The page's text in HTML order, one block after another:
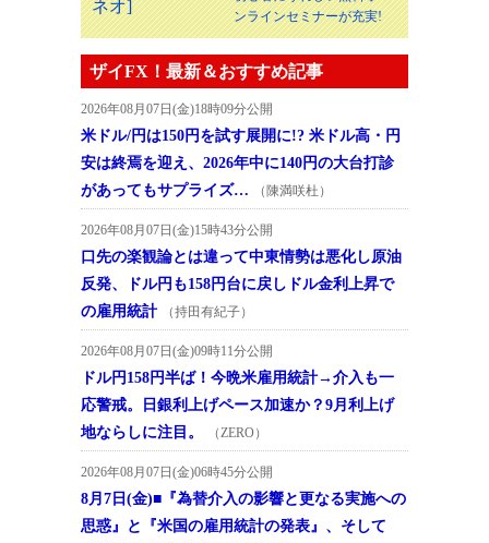
ンラインセミナーが充実!
ザイFX！最新＆おすすめ記事
2026年08月07日(金)18時09分公開
米ドル/円は150円を試す展開に!? 米ドル高・円
安は終焉を迎え、2026年中に140円の大台打診
があってもサプライズ…
（陳満咲杜）
2026年08月07日(金)15時43分公開
口先の楽観論とは違って中東情勢は悪化し原油
反発、ドル円も158円台に戻しドル金利上昇で
の雇用統計
（持田有紀子）
2026年08月07日(金)09時11分公開
ドル円158円半ば！今晩米雇用統計→介入も一
応警戒。日銀利上げペース加速か？9月利上げ
地ならしに注目。
（ZERO）
2026年08月07日(金)06時45分公開
8月7日(金)■『為替介入の影響と更なる実施への
思惑』と『米国の雇用統計の発表』、そして